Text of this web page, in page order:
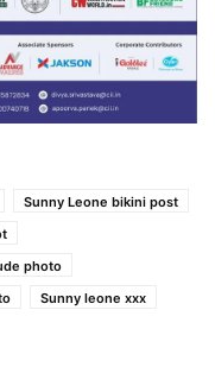
Sunny Leone bikini post
photo
Sunny leone xxx